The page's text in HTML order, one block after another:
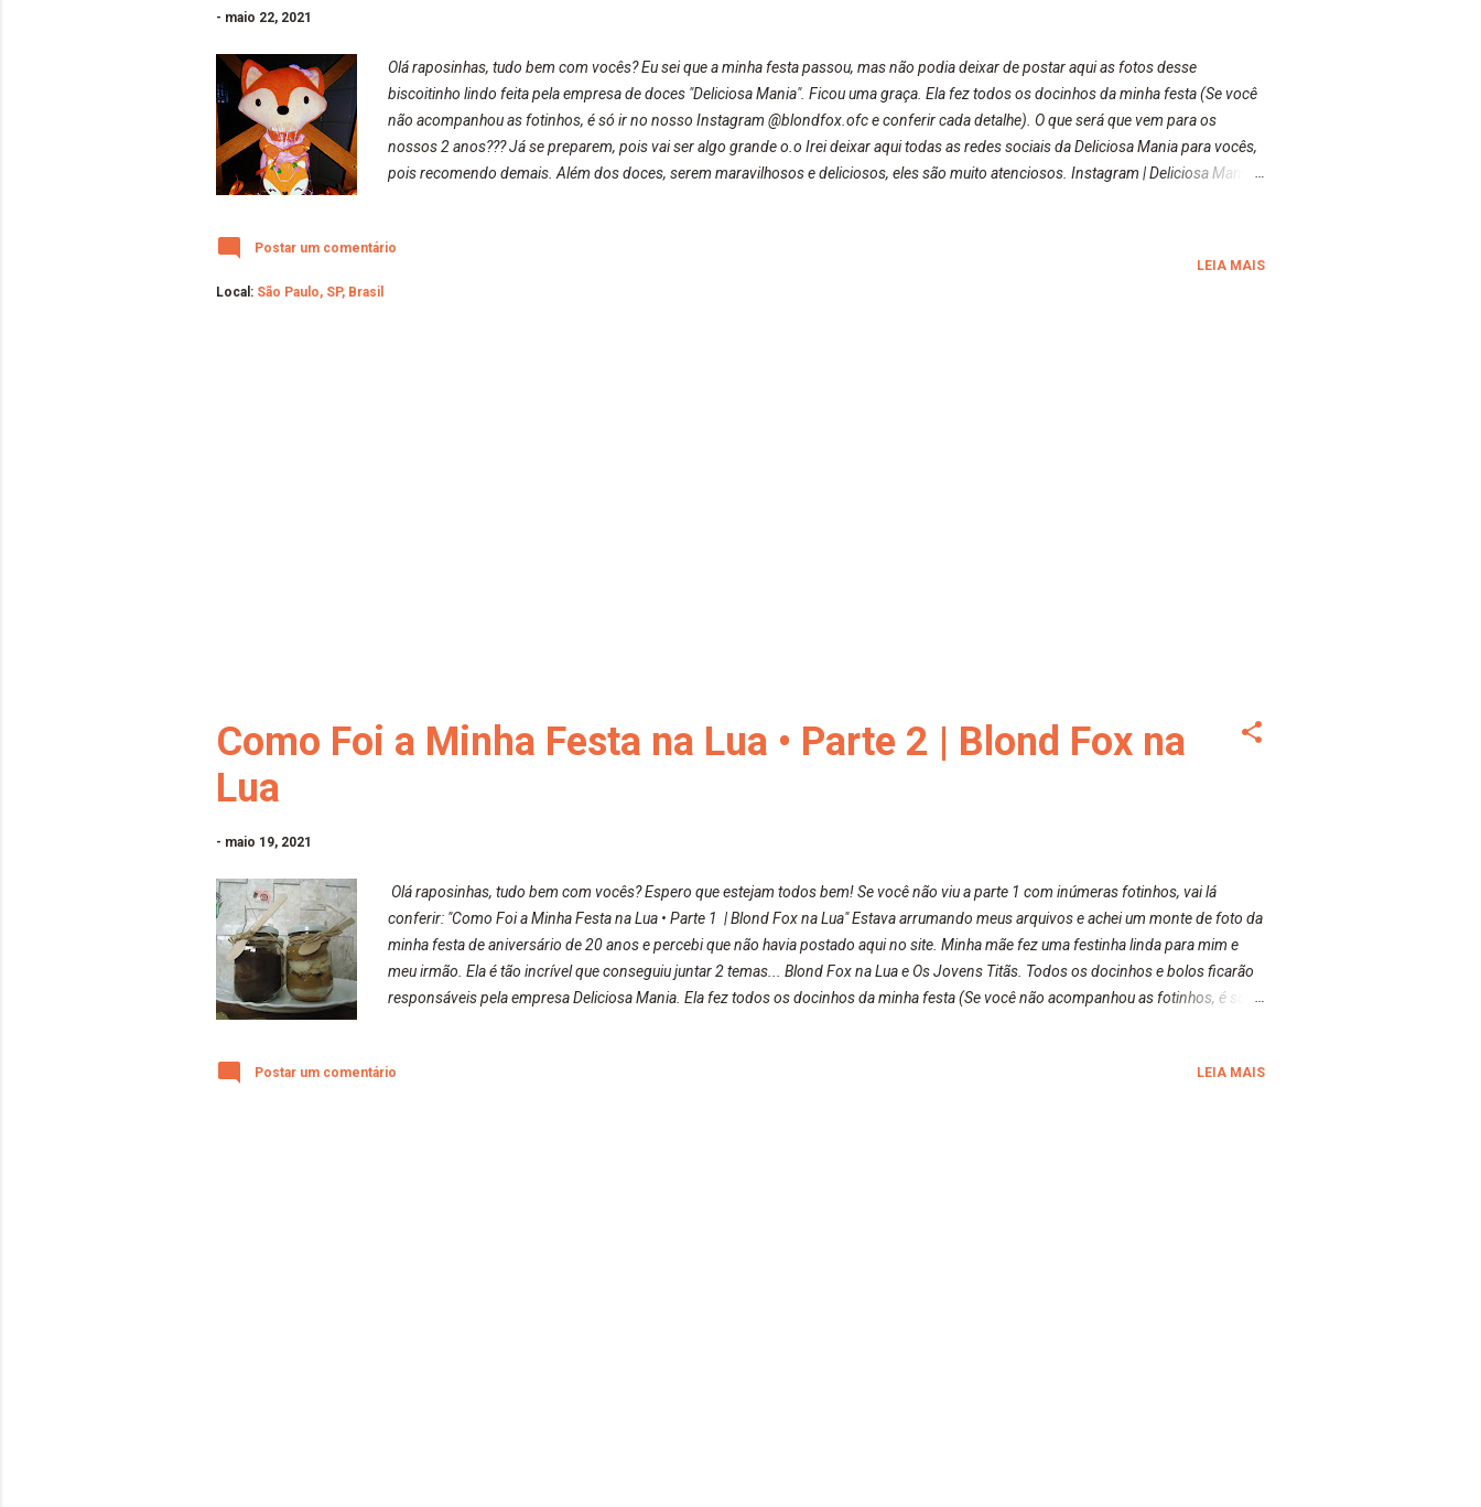
- maio 22, 2021
Olá raposinhas, tudo bem com vocês? Eu sei que a minha festa passou, mas não podia deixar de postar aqui as fotos desse
biscoitinho lindo feita pela empresa de doces "Deliciosa Mania". Ficou uma graça. Ela fez todos os docinhos da minha festa (Se você
não acompanhou as fotinhos, é só ir no nosso Instagram @blondfox.ofc e conferir cada detalhe). O que será que vem para os
nossos 2 anos??? Já se preparem, pois vai ser algo grande o.o Irei deixar aqui todas as redes sociais da Deliciosa Mania para vocês,
pois recomendo demais. Além dos doces, serem maravilhosos e deliciosos, eles são muito atenciosos. Instagram | Deliciosa Mania:
Postar um comentário
Local: São Paulo, SP, Brasil
LEIA MAIS
Como Foi a Minha Festa na Lua • Parte 2 | Blond Fox na
Lua
- maio 19, 2021
Olá raposinhas, tudo bem com vocês? Espero que estejam todos bem! Se você não viu a parte 1 com inúmeras fotinhos, vai lá
conferir: "Como Foi a Minha Festa na Lua • Parte 1 | Blond Fox na Lua" Estava arrumando meus arquivos e achei um monte de foto da
minha festa de aniversário de 20 anos e percebi que não havia postado aqui no site. Minha mãe fez uma festinha linda para mim e
meu irmão. Ela é tão incrível que conseguiu juntar 2 temas... Blond Fox na Lua e Os Jovens Titãs. Todos os docinhos e bolos ficarão
responsáveis pela empresa Deliciosa Mania. Ela fez todos os docinhos da minha festa (Se você não acompanhou as fotinhos, é só ir
https://www.instagram.com/deliciosamania/?hl=pt-br Facebook | Deliciosa ...
Postar um comentário LEIA MAIS